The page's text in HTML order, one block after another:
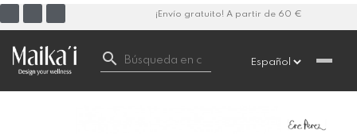
¡Envío gratuito! A partir de 60 €
